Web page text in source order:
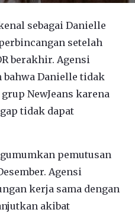
sebagai Danielle
setelah
berakhir. Agensi
bahwa Danielle tidak
NewJeans karena
tidak dapat
pemutusan
Agensi
kerja sama dengan
akibat